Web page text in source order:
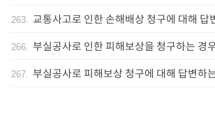
263. 교통사고로 인한 손해배상 청구에 대해 답
266. 부실공사로 인한 피해보상을 청구하는 경
267. 부실공사로 피해보상 청구에 대해 답변하